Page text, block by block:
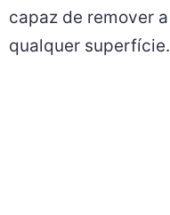
capaz de remover
qualquer superfície.